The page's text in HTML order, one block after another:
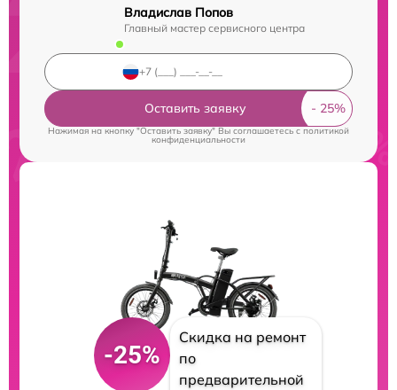
Владислав Попов
Главный мастер сервисного центра
Оставить заявку
Нажимая на кнопку "Оставить заявку" Вы соглашаетесь cполитикой
конфиденциальности
-25%
Скидка на ремонт
по
предварительной